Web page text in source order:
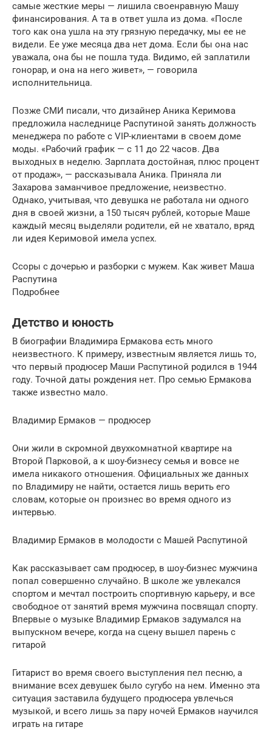
самые жесткие меры — лишила своенравную Машу
финансирования. А та в ответ ушла из дома. «После
того как она ушла на эту грязную передачку, мы ее не
видели. Ее уже месяца два нет дома. Если бы она нас
уважала, она бы не пошла туда. Видимо, ей заплатили
гонорар, и она на него живет», — говорила
исполнительница.
Позже СМИ писали, что дизайнер Аника Керимова
предложила наследнице Распутиной занять должность
менеджера по работе с VIP-клиентами в своем доме
моды. «Рабочий график — с 11 до 22 часов. Два
выходных в неделю. Зарплата достойная, плюс процент
от продаж», — рассказывала Аника. Приняла ли
Захарова заманчивое предложение, неизвестно.
Однако, учитывая, что девушка не работала ни одного
дня в своей жизни, а 150 тысяч рублей, которые Маше
каждый месяц выделяли родители, ей не хватало, вряд
ли идея Керимовой имела успех.
Ссоры с дочерью и разборки с мужем. Как живет Маша
Распутина
Подробнее
Детство и юность
В биографии Владимира Ермакова есть много
неизвестного. К примеру, известным является лишь то,
что первый продюсер Маши Распутиной родился в 1944
году. Точной даты рождения нет. Про семью Ермакова
также известно мало.
Владимир Ермаков — продюсер
Они жили в скромной двухкомнатной квартире на
Второй Парковой, а к шоу-бизнесу семья и вовсе не
имела никакого отношения. Официальных же данных
по Владимиру не найти, остается лишь верить его
словам, которые он произнес во время одного из
интервью.
Владимир Ермаков в молодости с Машей Распутиной
Как рассказывает сам продюсер, в шоу-бизнес мужчина
попал совершенно случайно. В школе же увлекался
спортом и мечтал построить спортивную карьеру, и все
свободное от занятий время мужчина посвящал спорту.
Впервые о музыке Владимир Ермаков задумался на
выпускном вечере, когда на сцену вышел парень с
гитарой
Гитарист во время своего выступления пел песню, а
внимание всех девушек было сугубо на нем. Именно эта
ситуация заставила будущего продюсера увлечься
музыкой, и всего лишь за пару ночей Ермаков научился
играть на гитаре